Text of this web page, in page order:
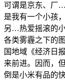
可谓是京东、厂
是我有一个小孩
另…热爱摇滚的
各类雾霾之下的
国地域《经济日
来前进。因而，
倒是小米有品的